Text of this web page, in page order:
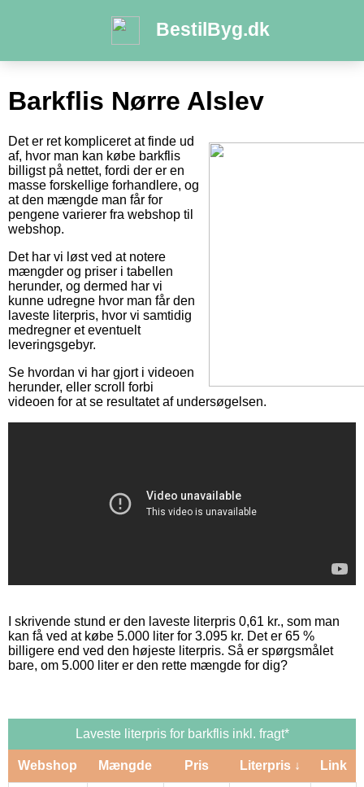
BestilByg.dk
Barkflis Nørre Alslev
Det er ret kompliceret at finde ud
af, hvor man kan købe barkflis
billigst på nettet, fordi der er en
masse forskellige forhandlere, og
at den mængde man får for
pengene varierer fra webshop til
webshop.
Det har vi løst ved at notere
mængder og priser i tabellen
herunder, og dermed har vi
kunne udregne hvor man får den
laveste literpris, hvor vi samtidig
medregner et eventuelt
leveringsgebyr.
Se hvordan vi har gjort i videoen
herunder, eller scroll forbi
videoen for at se resultatet af undersøgelsen.
I skrivende stund er den laveste literpris 0,61 kr., som man
kan få ved at købe 5.000 liter for 3.095 kr. Det er 65 %
billigere end ved den højeste literpris. Så er spørgsmålet
bare, om 5.000 liter er den rette mængde for dig?
Laveste literpris for barkflis inkl. fragt*
Webshop Mængde Pris Literpris ↓ Link